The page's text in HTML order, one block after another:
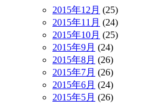
2015年12月 (25)
2015年11月 (24)
2015年10月 (25)
2015年9月 (24)
2015年8月 (26)
2015年7月 (26)
2015年6月 (24)
2015年5月 (26)